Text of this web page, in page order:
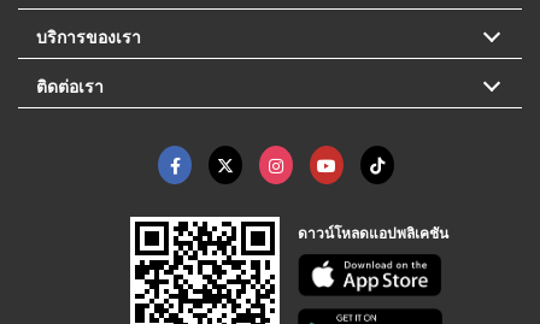
บริการของเรา
ติดต่อเรา
ดาวน์โหลดแอปพลิเคชัน